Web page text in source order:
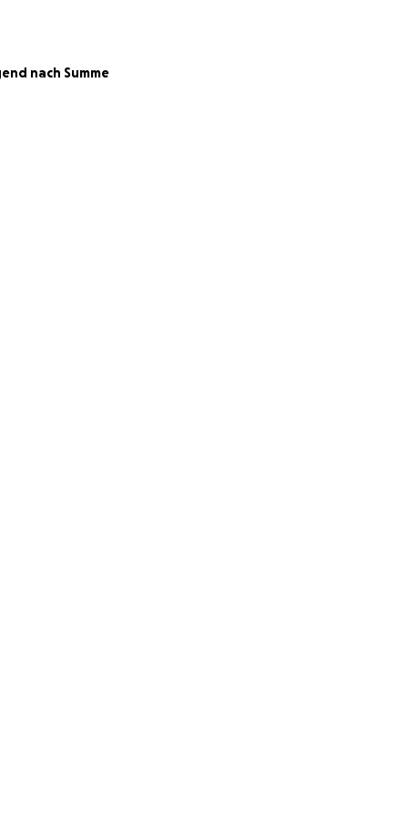
unbezahlten
doch die Kosten
Pulsnitz
nach Summe